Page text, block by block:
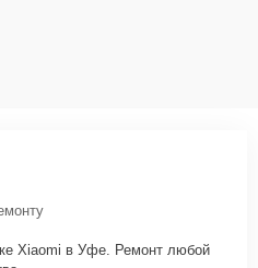
Xiaomi в Уфе. Ремонт любой